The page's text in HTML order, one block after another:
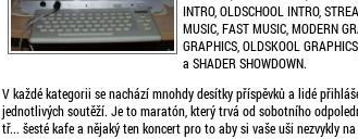
INTRO, OLDSCHOOL INTRO,
MUSIC, FAST MUSIC, MODERN
GRAPHICS, OLDSKOOL
a SHADER SHOWDOWN.
V každé kategorii se nachází mnohdy desítky příspěvků a lidé
jednotlivých soutěží. Je to maratón, který trvá od sobotního
tř... šesté kafe a nějaký ten koncert pro to aby si vaše uši nezvykly